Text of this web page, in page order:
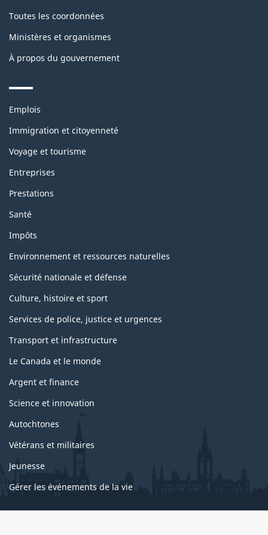
Toutes les coordonnées
Ministères et organismes
À propos du gouvernement
Themes
topics
Emplois
Immigration et citoyenneté
Voyage et tourisme
Entreprises
Prestations
Santé
Impôts
Environnement et ressources naturelles
Sécurité nationale et défense
Culture, histoire et sport
Services de police, justice et urgences
Transport et infrastructure
Le Canada et le monde
Argent et finance
Science et innovation
Autochtones
Vétérans et militaires
Jeunesse
Gérer les événements de la vie